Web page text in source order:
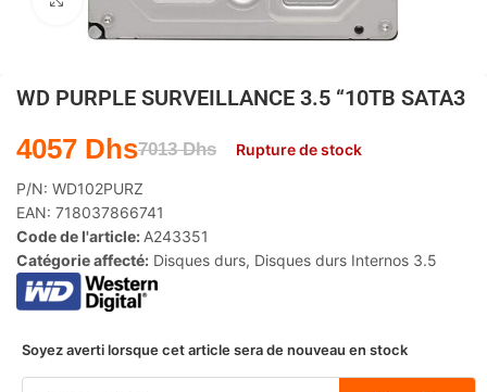
WD PURPLE SURVEILLANCE 3.5 “10TB SATA3
7013Dhs
4057 Dhs Rupture de stock
P/N: WD102PURZ
EAN: 718037866741
Code de l'article: A243351
Catégorie affecté: Disques durs, Disques durs Internos 3.5
Soyez averti lorsque cet article sera de nouveau en stock